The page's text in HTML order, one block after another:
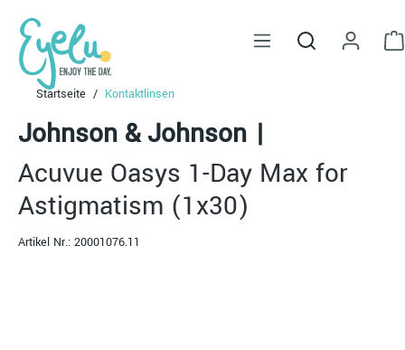
springen
Startseite Kontaktlinsen
Johnson & Johnson |
Acuvue Oasys 1-Day Max for
Astigmatism (1x30)
Artikel Nr.: 20001076.11